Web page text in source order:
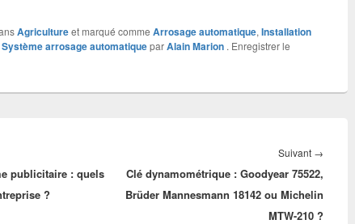
Agricultureet marqué comme Arrosage automatique, Installation
Système arrosage automatiqueparAlain Marion . Enregistrer le
publicitaire : quels
?
Suivant →
Clé dynamométrique : Goodyear 75522,
Brüder Mannesmann 18142 ou Michelin
MTW-210 ?